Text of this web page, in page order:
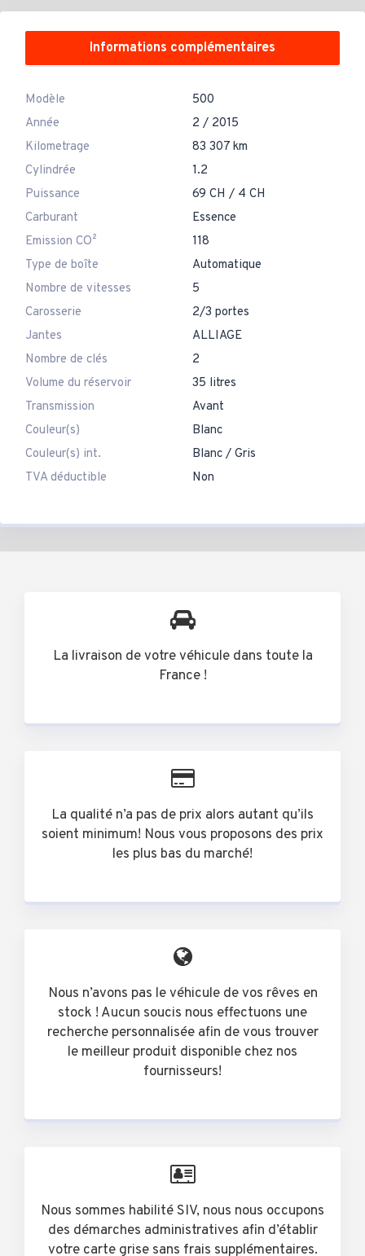
Informations complémentaires
Modèle
500
Année
2 / 2015
Kilometrage
83 307 km
Cylindrée
1.2
Puissance
69 CH / 4 CH
Carburant
Essence
Emission CO²
118
Type de boîte
Automatique
Nombre de vitesses
5
Carosserie
2/3 portes
Jantes
ALLIAGE
Nombre de clés
2
Volume du réservoir
35 litres
Transmission
Avant
Couleur(s)
Blanc
Couleur(s) int.
Blanc / Gris
TVA déductible
Non
La livraison de votre véhicule dans toute la
France !
La qualité n’a pas de prix alors autant qu’ils
soient minimum! Nous vous proposons des prix
les plus bas du marché!
Nous n’avons pas le véhicule de vos rêves en
stock ! Aucun soucis nous effectuons une
recherche personnalisée afin de vous trouver
le meilleur produit disponible chez nos
fournisseurs!
Nous sommes habilité SIV, nous nous occupons
des démarches administratives afin d’établir
votre carte grise sans frais supplémentaires.